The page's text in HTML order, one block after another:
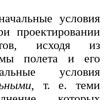
условия
проектировании
исходя из
полета и его
условия
, т. е. теми